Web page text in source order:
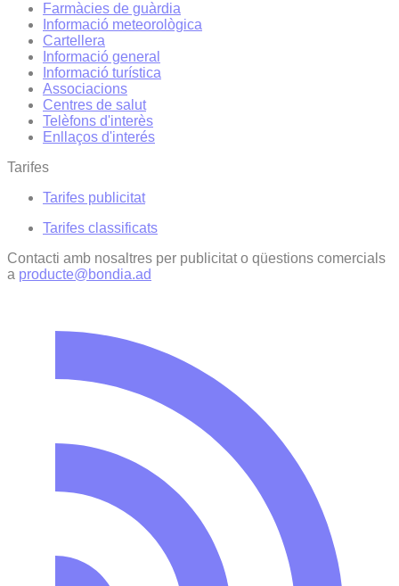
Farmàcies de guàrdia
Informació meteorològica
Cartellera
Informació general
Informació turística
Associacions
Centres de salut
Telèfons d'interès
Enllaços d'interés
Tarifes
Tarifes publicitat
Tarifes classificats
Contacti amb nosaltres per publicitat o qüestions comercials
a producte@bondia.ad